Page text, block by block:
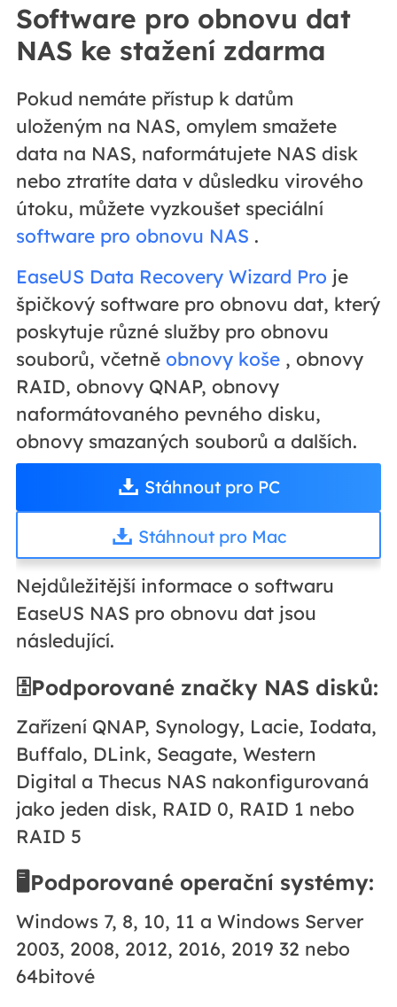
Software pro obnovu dat
NAS ke stažení zdarma
Pokud nemáte přístup k datům
uloženým na NAS, omylem smažete
data na NAS, naformátujete NAS disk
nebo ztratíte data v důsledku virového
útoku, můžete vyzkoušet speciální
software pro obnovu NAS .
EaseUS Data Recovery Wizard Pro je
špičkový software pro obnovu dat, který
poskytuje různé služby pro obnovu
souborů, včetně obnovy koše, obnovy
RAID, obnovy QNAP, obnovy
naformátovaného pevného disku,
obnovy smazaných souborů a dalších.
Stáhnout pro PC
Stáhnout pro Mac
Nejdůležitější informace o softwaru
EaseUS NAS pro obnovu dat jsou
následující.
🗄️Podporované značky NAS disků:
Zařízení QNAP, Synology, Lacie, Iodata,
Buffalo, DLink, Seagate, Western
Digital a Thecus NAS nakonfigurovaná
jako jeden disk, RAID 0, RAID 1 nebo
RAID 5
🖥️Podporované operační systémy:
Windows 7, 8, 10, 11 a Windows Server
2003, 2008, 2012, 2016, 2019 32 nebo
64bitové